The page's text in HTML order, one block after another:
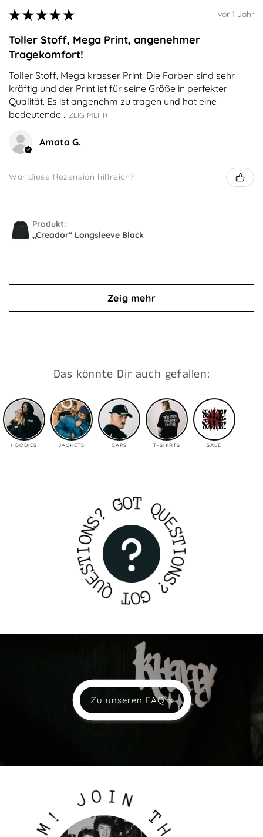
★ ★ ★ ★ ★ vor 1 Jahr
Toller Stoff, Mega Print, angenehmer
Tragekomfort!
Toller Stoff, Mega krasser Print. Die Farben sind sehr
kräftig und der Print ist für seine Größe in perfekter
Qualität. Es ist angenehm zu tragen und hat eine
bedeutende ...ZEIG MEHR
Amata G.
War diese Rezension hilfreich?
Produkt:
„Creador“ Longsleeve Black
Zeig mehr
Das könnte Dir auch gefallen:
HOODIES JACKETS CAPS T-SHIRTS SALE
G
O
T
Q
U
E
S
T
I
O
N
S?GOTQ
U
E
S
T
I
O
N
S
?
Zu unseren FAQˋs
A
M
J O IN
T